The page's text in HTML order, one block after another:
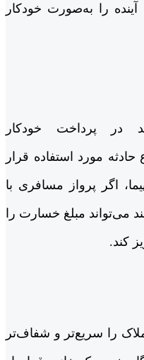
را به‌صورت خودکار
در پرداخت خودکار
مورد استفاده قرار
اگر پرواز مسافری با
می‌تواند مبلغ خسارت را
کند.
را سریع‌تر و شفاف‌تر